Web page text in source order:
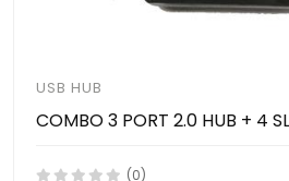
USB HUB
COMBO 3 PORT 2.0 HUB + 4
(0)